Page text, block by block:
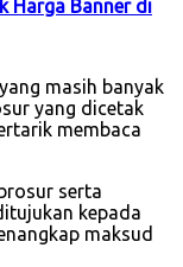
Harga Banner di
masih banyak
yang dicetak
membaca
serta
kepada
maksud